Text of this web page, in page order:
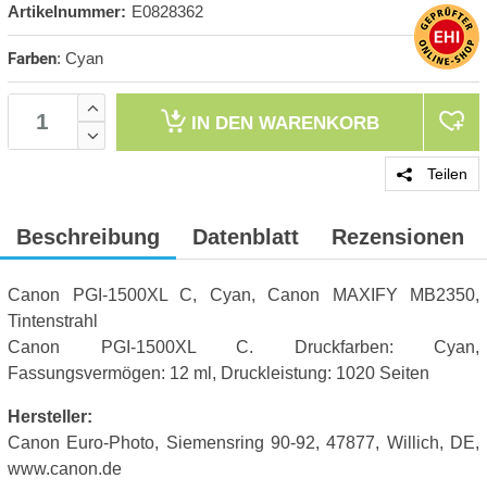
Artikelnummer: E0828362
Farben: Cyan
IN DEN WARENKORB
Teilen
Beschreibung Datenblatt Rezensionen
Canon PGI-1500XL C, Cyan, Canon MAXIFY MB2350,
Tintenstrahl
Canon PGI-1500XL C. Druckfarben: Cyan,
Fassungsvermögen: 12 ml, Druckleistung: 1020 Seiten
Hersteller:
Canon Euro-Photo, Siemensring 90-92, 47877, Willich, DE,
www.canon.de